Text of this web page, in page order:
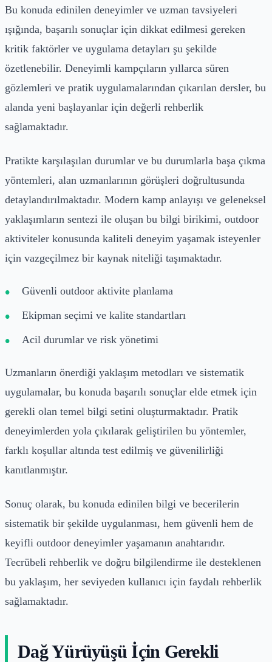
Bu konuda edinilen deneyimler ve uzman tavsiyeleri
ışığında, başarılı sonuçlar için dikkat edilmesi gereken
kritik faktörler ve uygulama detayları şu şekilde
özetlenebilir. Deneyimli kampçıların yıllarca süren
gözlemleri ve pratik uygulamalarından çıkarılan dersler, bu
alanda yeni başlayanlar için değerli rehberlik
sağlamaktadır.
Pratikte karşılaşılan durumlar ve bu durumlarla başa çıkma
yöntemleri, alan uzmanlarının görüşleri doğrultusunda
detaylandırılmaktadır. Modern kamp anlayışı ve geleneksel
yaklaşımların sentezi ile oluşan bu bilgi birikimi, outdoor
aktiviteler konusunda kaliteli deneyim yaşamak isteyenler
için vazgeçilmez bir kaynak niteliği taşımaktadır.
Güvenli outdoor aktivite planlama
Ekipman seçimi ve kalite standartları
Acil durumlar ve risk yönetimi
Uzmanların önerdiği yaklaşım metodları ve sistematik
uygulamalar, bu konuda başarılı sonuçlar elde etmek için
gerekli olan temel bilgi setini oluşturmaktadır. Pratik
deneyimlerden yola çıkılarak geliştirilen bu yöntemler,
farklı koşullar altında test edilmiş ve güvenilirliği
kanıtlanmıştır.
Sonuç olarak, bu konuda edinilen bilgi ve becerilerin
sistematik bir şekilde uygulanması, hem güvenli hem de
keyifli outdoor deneyimler yaşamanın anahtarıdır.
Tecrübeli rehberlik ve doğru bilgilendirme ile desteklenen
bu yaklaşım, her seviyeden kullanıcı için faydalı rehberlik
sağlamaktadır.
Dağ Yürüyüşü İçin Gerekli